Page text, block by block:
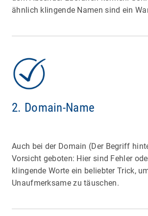
ähnlich klingende Namen sind ein
2. Domain-Name
Auch bei der Domain (Der Begriff
Vorsicht geboten: Hier sind Fehler
klingende Worte ein beliebter Trick,
Unaufmerksame zu täuschen.